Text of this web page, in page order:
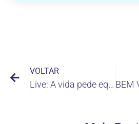
VOLTAR
Live: A vida pede equilíbrio